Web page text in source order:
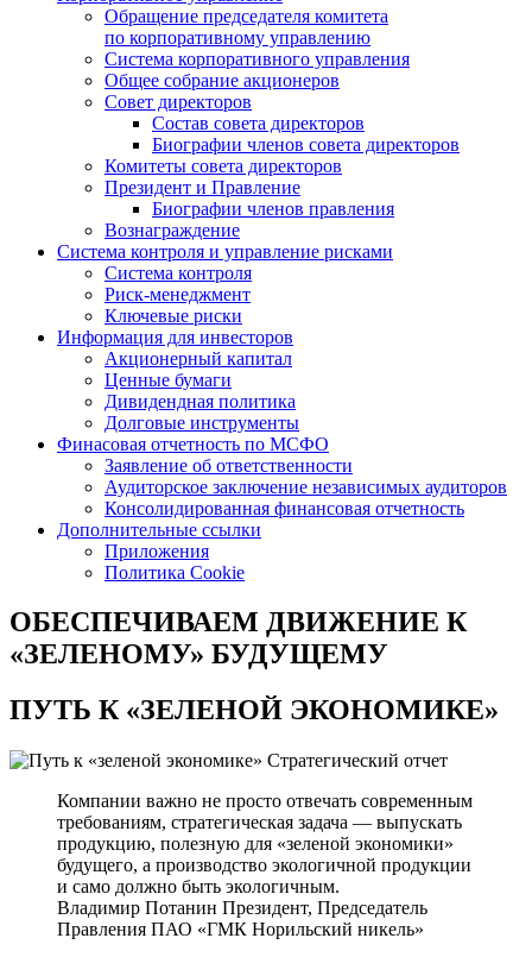
Обращение председателя комитета
по корпоративному управлению
Система корпоративного управления
Общее собрание акционеров
Совет директоров
Состав совета директоров
Биографии членов совета директоров
Комитеты совета директоров
Президент и Правление
Биографии членов правления
Вознаграждение
Система контроля и управление рисками
Система контроля
Риск-менеджмент
Ключевые риски
Информация для инвесторов
Акционерный капитал
Ценные бумаги
Дивидендная политика
Долговые инструменты
Финасовая отчетность по МСФО
Заявление об ответственности
Аудиторское заключение независимых аудиторов
Консолидированная финансовая отчетность
Дополнительные ссылки
Приложения
Политика Cookie
ОБЕСПЕЧИВАЕМ ДВИЖЕНИЕ К
«ЗЕЛЕНОМУ» БУДУЩЕМУ
ПУТЬ К«ЗЕЛЕНОЙ ЭКОНОМИКЕ»
Стратегический отчет
Компании важно не просто отвечать современным
требованиям, стратегическая задача — выпускать
продукцию, полезную для «зеленой экономики»
будущего, а производство экологичной продукции
и само должно быть экологичным.
Владимир Потанин Президент, Председатель
Правления ПАО «ГМК Норильский никель»